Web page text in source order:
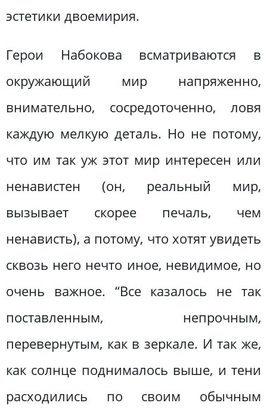
эстетики двоемирия.
Герои Набокова всматриваются в
окружающий мир напряженно,
внимательно, сосредоточенно, ловя
каждую мелкую деталь. Но не потому,
что им так уж этот мир интересен или
ненавистен (он, реальный мир,
вызывает скорее печаль, чем
ненависть), а потому, что хотят увидеть
сквозь него нечто иное, невидимое, но
очень важное. “Все казалось не так
поставленным, непрочным,
перевернутым, как в зеркале. И так же,
как солнце поднималось выше, и тени
расходились по своим обычным